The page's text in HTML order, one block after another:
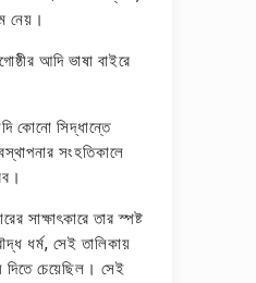
নেয়।
আদি ভাষা বাইরে
কোনো সিদ্ধান্তে
সংহতিকালে
সাক্ষাৎকারে তার স্পষ্ট
ধর্ম, সেই তালিকায়
দিতে চেয়েছিল। সেই